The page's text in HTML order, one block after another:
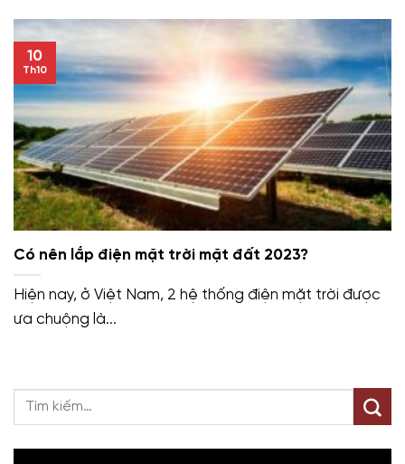
Có nên lắp điện mặt trời mặt đất 2023?
Hiện nay, ở Việt Nam, 2 hệ thống điện mặt trời được
ưa chuộng là...
10
Th10